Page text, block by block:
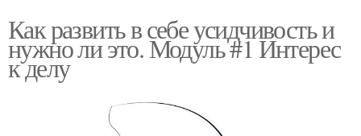
Как развить в себе усидчивость и
нужно ли это. Модуль #1 Интерес
к делу